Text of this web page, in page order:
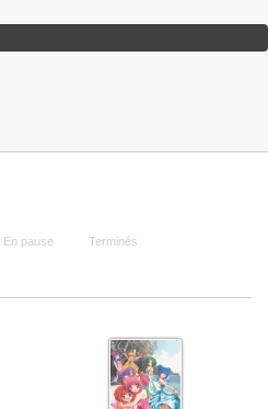
En pause Terminés